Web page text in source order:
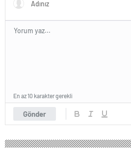
Gönder
En az 10 karakter gerekli